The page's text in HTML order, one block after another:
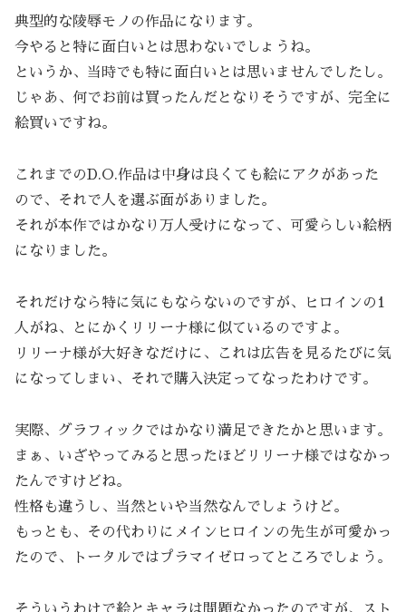
典型的な陵辱モノの作品になります。
今やると特に面白いとは思わないでしょうね。
というか、当時でも特に面白いとは思いませんでしたし。
じゃあ、何でお前は買ったんだとなりそうですが、完全に
絵買いですね。
これまでのD.O.作品は中身は良くても絵にアクがあった
ので、それで人を選ぶ面がありました。
それが本作ではかなり万人受けになって、可愛らしい絵柄
になりました。
それだけなら特に気にもならないのですが、ヒロインの1
人がね、とにかくリリーナ様に似ているのですよ。
リリーナ様が大好きなだけに、これは広告を見るたびに気
になってしまい、それで購入決定ってなったわけです。
実際、グラフィックではかなり満足できたかと思います。
まぁ、いざやってみると思ったほどリリーナ様ではなかっ
たんですけどね。
性格も違うし、当然といや当然なんでしょうけど。
もっとも、その代わりにメインヒロインの先生が可愛かっ
たので、トータルではプラマイゼロってところでしょう。
そういうわけで絵とキャラは問題なかったのですが、スト